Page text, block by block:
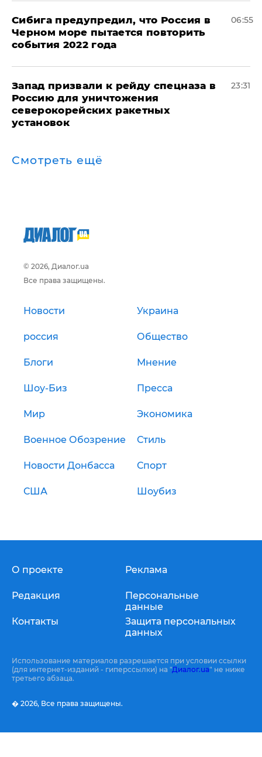
Сибига предупредил, что Россия в
Черном море пытается повторить
события 2022 года
06:55
Запад призвали к рейду спецназа в
Россию для уничтожения
северокорейских ракетных
установок
23:31
Смотреть ещё
© 2026, Диалог.ua
Все права защищены.
Новости Украина
россия Общество
Блоги Мнение
Шоу-Биз Пресса
Мир Экономика
Военное Обозрение Стиль
Новости Донбасса Спорт
США Шоубиз
О проекте
Редакция
Контакты
Реклама
Персональные
данные
Защита персональных
данных
Использование материалов разрешается при условии ссылки
(для интернет-изданий - гиперссылки) на "Диалог.ua" не ниже
третьего абзаца.
� 2026, Все права защищены.